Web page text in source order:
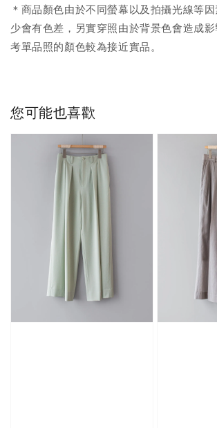
＊商品顏色由於不同螢幕以及拍攝光線等
少會有色差，另實穿照由於背景色會造成
考單品照的顏色較為接近實品。
您可能也喜歡